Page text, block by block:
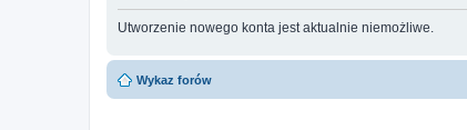
Utworzenie nowego konta jest aktualnie niemożliwe.
Wykaz forów